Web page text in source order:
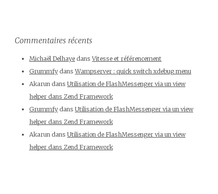
Commentaires récents
Michaël Delhaye dansVitesse et référencement
Grummfy dansWampserver : quick switch xdebug menu
Akarun dans Utilisation de FlashMessenger via un view
helper dans Zend Framework
Grummfy dans Utilisation de FlashMessenger via un view
helper dans Zend Framework
Akarun dans Utilisation de FlashMessenger via un view
helper dans Zend Framework